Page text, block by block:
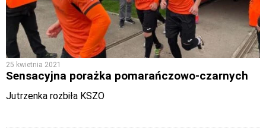
25 kwietnia 2021
Sensacyjna porażka pomarańczowo-czarnych
Jutrzenka rozbiła KSZO